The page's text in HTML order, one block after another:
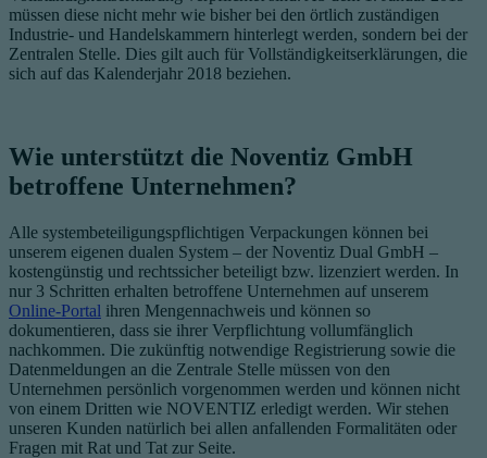
müssen diese nicht mehr wie bisher bei den örtlich zuständigen
Industrie- und Handelskammern hinterlegt werden, sondern bei der
Zentralen Stelle. Dies gilt auch für Vollständigkeitserklärungen, die
sich auf das Kalenderjahr 2018 beziehen.
Wie unterstützt die Noventiz GmbH
betroffene Unternehmen?
Alle systembeteiligungspflichtigen Verpackungen können bei
unserem eigenen dualen System – der Noventiz Dual GmbH –
kostengünstig und rechtssicher beteiligt bzw. lizenziert werden. In
nur 3 Schritten erhalten betroffene Unternehmen auf unserem
Online-Portal ihren Mengennachweis und können so
dokumentieren, dass sie ihrer Verpflichtung vollumfänglich
nachkommen. Die zukünftig notwendige Registrierung sowie die
Datenmeldungen an die Zentrale Stelle müssen von den
Unternehmen persönlich vorgenommen werden und können nicht
von einem Dritten wie NOVENTIZ erledigt werden. Wir stehen
unseren Kunden natürlich bei allen anfallenden Formalitäten oder
Fragen mit Rat und Tat zur Seite.